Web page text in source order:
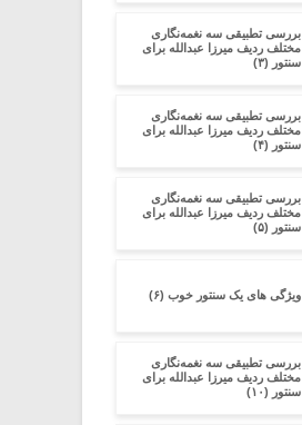
بررسی تطبیقی سه نغمه‌نگاری
مختلف ردیف میرزا عبدالله برای
سنتور (۳)
بررسی تطبیقی سه نغمه‌نگاری
مختلف ردیف میرزا عبدالله برای
سنتور (۴)
بررسی تطبیقی سه نغمه‌نگاری
مختلف ردیف میرزا عبدالله برای
سنتور (۵)
ویژگی های یک سنتور خوب (۶)
بررسی تطبیقی سه نغمه‌نگاری
مختلف ردیف میرزا عبدالله برای
سنتور (۱۰)